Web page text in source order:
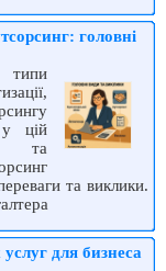
головні
у цій
та
та виклики.
для бизнеса